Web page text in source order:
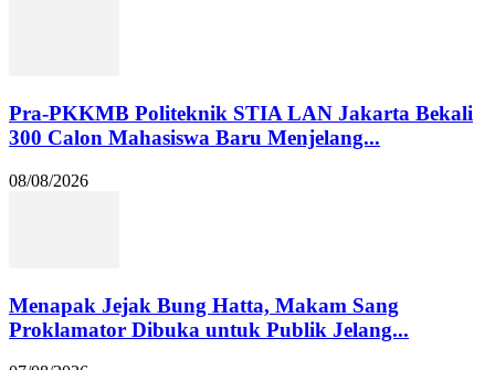
Pra-PKKMB Politeknik STIA LAN Jakarta Bekali
300 Calon Mahasiswa Baru Menjelang...
08/08/2026
Menapak Jejak Bung Hatta, Makam Sang
Proklamator Dibuka untuk Publik Jelang...